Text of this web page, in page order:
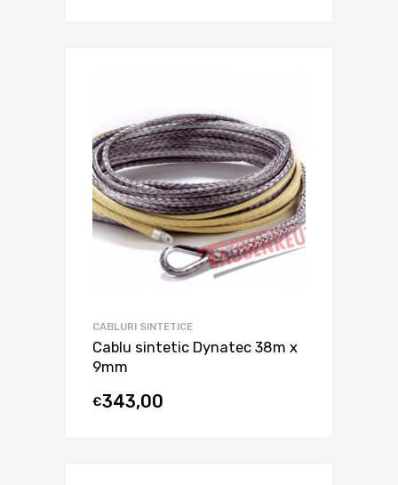
CABLURI SINTETICE
Cablu sintetic Dynatec 38m x
9mm
€343,00